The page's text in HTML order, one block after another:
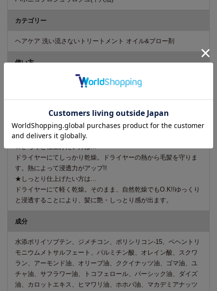
カテゴリー
ヘアケア 洗い流さないトリートメント オイル&ブロー剤
使い方
1.シャンプー、トリートメント後の濡れた状態の毛髪に、十六油
2.コーミングして全体になじませます。
3.ドライヤーでブローします。
★さらりと仕上げたい方は…
ドライヤーにてしっかり乾燥。ドライヤーの熱から毛髪を守りま
す。熱によって浸透力がアップ!!
★しっとり仕上げたい方は…
ドライヤーにて軽く乾燥。そのまま、自然乾燥でもO.K!!ゆっくり
と浸透することにより、髪に艶・しっとり感が出ます。
成分
水添ポリイソブテン、ジメチコン、ポリシリコン-15、ベヘントリ
モニウムメトサルフェート、パルミチン酸、オレイン酸、スクワ
ラン、アーモンド油、オリーブ油、ククイナッツ油、ゴマ油、ユ
チャ油、サフラワー油、トコフェロール、パーシック油、ダイズ
油、カロットエキス、ヒマワリ油、ホホバ油、マカデミアナッツ